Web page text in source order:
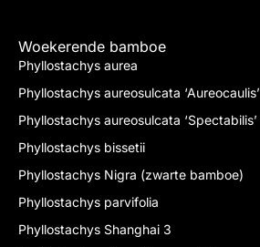
Woekerende bamboe
Phyllostachys aurea
Phyllostachys aureosulcata ‘Aureocaulis’
Phyllostachys aureosulcata ‘Spectabilis’
Phyllostachys bissetii
Phyllostachys Nigra (zwarte bamboe)
Phyllostachys parvifolia
Phyllostachys Shanghai 3